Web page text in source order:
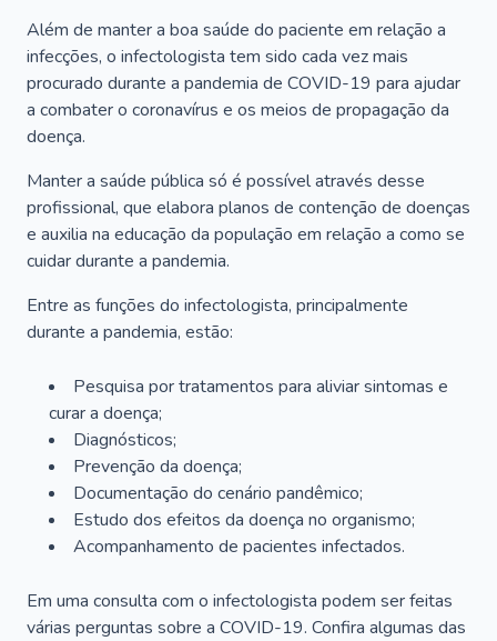
Além de manter a boa saúde do paciente em relação a
infecções, o infectologista tem sido cada vez mais
procurado durante a pandemia de COVID-19 para ajudar
a combater o coronavírus e os meios de propagação da
doença.
Manter a saúde pública só é possível através desse
profissional, que elabora planos de contenção de doenças
e auxilia na educação da população em relação a como se
cuidar durante a pandemia.
Entre as funções do infectologista, principalmente
durante a pandemia, estão:
Pesquisa por tratamentos para aliviar sintomas e
curar a doença;
Diagnósticos;
Prevenção da doença;
Documentação do cenário pandêmico;
Estudo dos efeitos da doença no organismo;
Acompanhamento de pacientes infectados.
Em uma consulta com o infectologista podem ser feitas
várias perguntas sobre a COVID-19. Confira algumas das